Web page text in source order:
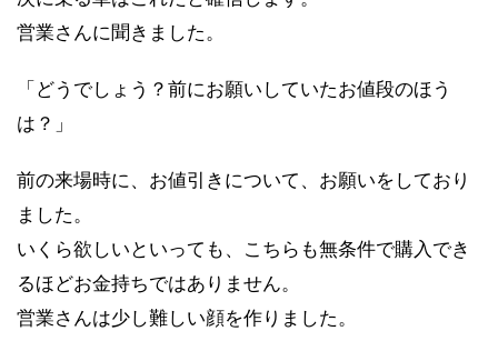
営業さんに聞きました。
「どうでしょう？前にお願いしていたお値段のほう
は？」
前の来場時に、お値引きについて、お願いをしており
ました。
いくら欲しいといっても、こちらも無条件で購入でき
るほどお金持ちではありません。
営業さんは少し難しい顔を作りました。